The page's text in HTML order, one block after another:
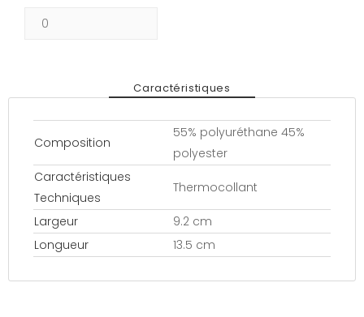
Caractéristiques
Composition
55% polyuréthane 45%
polyester
Caractéristiques
Techniques
Thermocollant
Largeur
9.2 cm
Longueur
13.5 cm